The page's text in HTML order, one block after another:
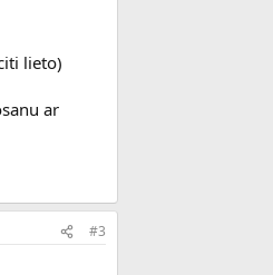
lieto)
ar
#3